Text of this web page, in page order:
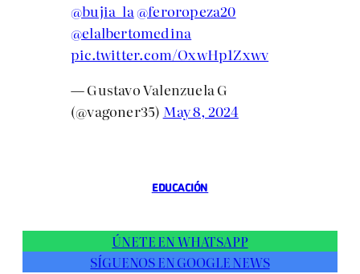
@bujia_la@feroropeza20
@elalbertomedina
pic.twitter.com/OxwHp1Zxwv
— Gustavo Valenzuela G
(@vagoner35) May 8, 2024
EDUCACIÓN
ÚNETE EN WHATSAPP
SÍGUENOS EN GOOGLE NEWS